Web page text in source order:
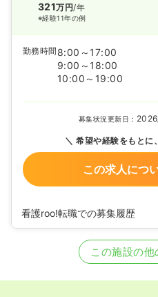
321万円/年
※経験11年の例
勤務時間 8:00～17:00
9:00～18:00
10:00～19:00
募集状況更新日：
希望や経験をもとに
この求人につ
看護roo!転職での募集履歴
正・准看護師の募集
正・准看護師の募集
2022/11/04正・准看護師の募集
この施設の他